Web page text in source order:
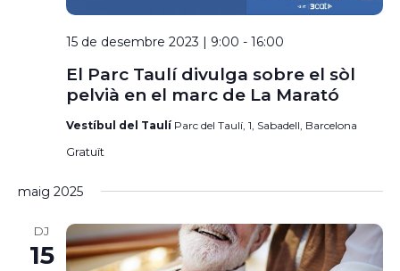
15 de desembre 2023 | 9:00 - 16:00
El Parc Taulí divulga sobre el sòl
pelvià en el marc de La Marató
Vestíbul del Taulí Parc del Taulí, 1, Sabadell, Barcelona
Gratuït
maig 2025
DJ
15